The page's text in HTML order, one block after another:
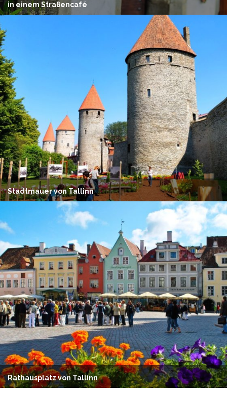
in einem Straßencafé
Stadtmauer von Tallinn
Rathausplatz von Tallinn